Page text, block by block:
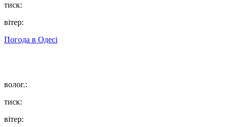
тиск:
вітер:
Погода в Одесі
волог.:
тиск:
вітер: